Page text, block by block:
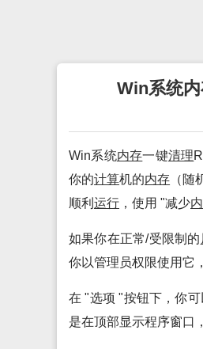
Win系统
Win系统内存一键清理
你的计算机的内存 （随
顺利 运行 ，使用 "减少
如果你在正常/受限制的
你以管理员权限使用它
在 "选项 "按钮下，你
是在顶部显示程序窗口，